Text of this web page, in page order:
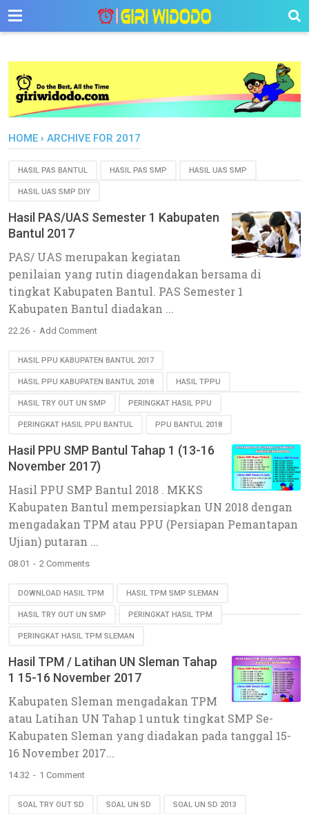
-->
HOME › ARCHIVE FOR 2017
HASIL PAS BANTUL HASIL PAS SMP HASIL UAS SMP
HASIL UAS SMP DIY
Hasil PAS/UAS Semester 1 Kabupaten
Bantul 2017
PAS/ UAS merupakan kegiatan
penilaian yang rutin diagendakan bersama di
tingkat Kabupaten Bantul. PAS Semester 1
Kabupaten Bantul diadakan ...
22.26 Add Comment
HASIL PPU KABUPATEN BANTUL 2017
HASIL PPU KABUPATEN BANTUL 2018 HASIL TPPU
HASIL TRY OUT UN SMP PERINGKAT HASIL PPU
PERINGKAT HASIL PPU BANTUL PPU BANTUL 2018
Hasil PPU SMP Bantul Tahap 1 (13-16
November 2017)
Hasil PPU SMP Bantul 2018 . MKKS
Kabupaten Bantul mempersiapkan UN 2018 dengan
mengadakan TPM atau PPU (Persiapan Pemantapan
Ujian) putaran ...
08.01 2 Comments
DOWNLOAD HASIL TPM HASIL TPM SMP SLEMAN
HASIL TRY OUT UN SMP PERINGKAT HASIL TPM
PERINGKAT HASIL TPM SLEMAN
Hasil TPM / Latihan UN Sleman Tahap
1 15-16 November 2017
Kabupaten Sleman mengadakan TPM
atau Latihan UN Tahap 1 untuk tingkat SMP Se-
Kabupaten Sleman yang diadakan pada tanggal 15-
16 November 2017...
14.32 1 Comment
SOAL TRY OUT SD SOAL UN SD SOAL UN SD 2013